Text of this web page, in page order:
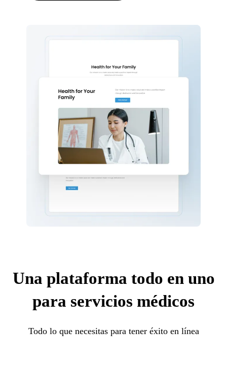
Una plataforma todo en uno
para servicios médicos
Todo lo que necesitas para tener éxito en línea